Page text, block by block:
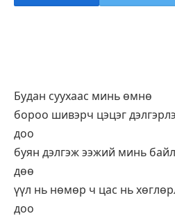
Будан суухаас минь өмнө
бороо шивэрч цэцэг
доо
буян дэлгэж ээжий минь
дөө
үүл нь нөмөр ч цас нь
доо